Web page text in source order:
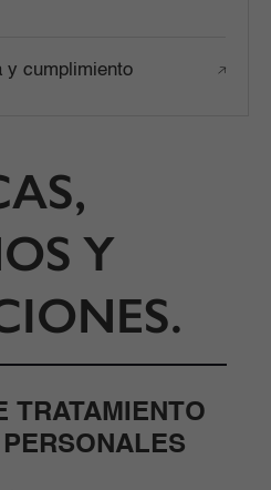
y cumplimiento
Y
TRATAMIENTO